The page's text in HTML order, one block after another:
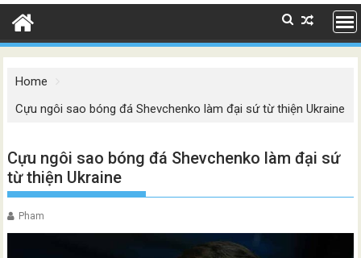
Home
Cựu ngôi sao bóng đá Shevchenko làm đại sứ từ thiện Ukraine
Cựu ngôi sao bóng đá Shevchenko làm đại sứ
từ thiện Ukraine
Pham